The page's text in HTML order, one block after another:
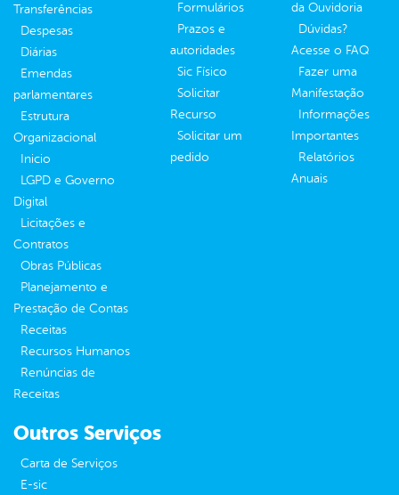
Transferências
Despesas
Diárias
Emendas
parlamentares
Estrutura
Organizacional
Inicio
LGPD e Governo
Digital
Licitações e
Contratos
Obras Públicas
Planejamento e
Prestação de Contas
Receitas
Recursos Humanos
Renúncias de
Receitas
Formulários
Prazos e
autoridades
Sic Físico
Solicitar
Recurso
Solicitar um
pedido
da Ouvidoria
Dúvidas?
Acesse o FAQ
Fazer uma
Manifestação
Informações
Importantes
Relatórios
Anuais
Outros Serviços
Carta de Serviços
E-sic